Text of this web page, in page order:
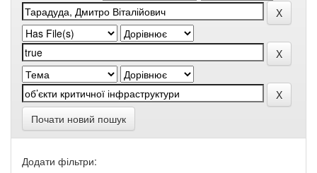
Почати новий пошук
Додати фільтри: